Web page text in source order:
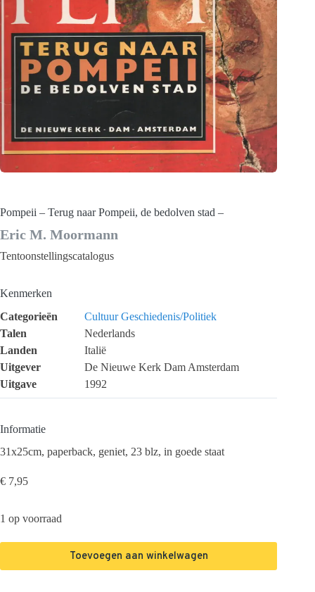
Pompeii – Terug naar Pompeii, de bedolven stad –
Eric M. Moormann
Tentoonstellingscatalogus
Kenmerken
Categorieën
Cultuur Geschiedenis/Politiek
Talen
Nederlands
Landen
Italië
Uitgever
De Nieuwe Kerk Dam Amsterdam
Uitgave
1992
Informatie
31x25cm, paperback, geniet, 23 blz, in goede staat
€ 7,95
1 op voorraad
Toevoegen aan winkelwagen